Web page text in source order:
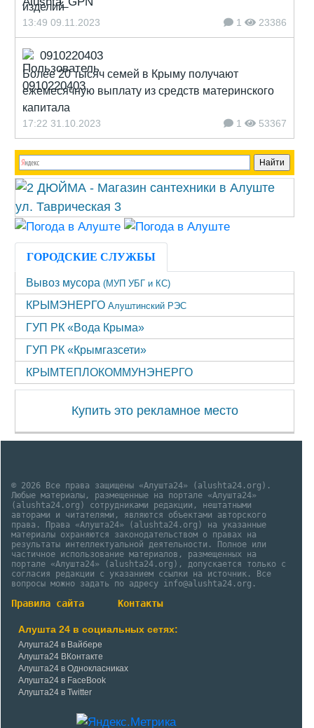
изделий
13:49 09.11.2023 1 23386
0910220403
Более 20 тысяч семей в Крыму получают
ежемесячную выплату из средств материнского
капитала
17:22 31.10.2023 1 53367
ГОРОДСКИЕ СЛУЖБЫ
Вывоз мусора (МУП УБГ и КС)
КРЫМЭНЕРГО Алуштинский РЭС
ГУП РК «Вода Крыма»
ГУП РК «Крымгазсети»
КРЫМТЕПЛОКОММУНЭНЕРГО
Купить это рекламное место
© 2026 Все права защищены «Алушта24» (alushta24.org).
Любые материалы, размещенные на портале «Алушта24»
(alushta24.org) сотрудниками редакции, нештатными
авторами и читателями, являются объектами авторского
права. Права «Алушта24» (alushta24.org) на указанные
материалы охраняются законодательством о правах на
результаты интеллектуальной деятельности. Полное или
частичное использование материалов, размещенных на
портале «Алушта24» (alushta24.org), допускается только с
согласия редакции с указанием ссылки на источник. Все
вопросы можно задать по адресу info@alushta24.org.
Правила сайта Контакты
Алушта 24 в социальных сетях:
Алушта24 в Вайбере
Алушта24 ВКонтакте
Алушта24 в Однокласниках
Алушта24 в FaceBook
Алушта24 в Twitter